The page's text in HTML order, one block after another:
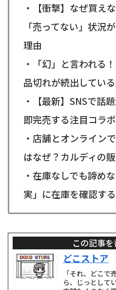
・【衝撃】なぜ買え
「売ってない」状況
理由
・「幻」と言われる
品切れが続出してい
・【最新】SNSで話
即完売する注目コラ
・店舗とオンライン
はなぜ？カルディの
・在庫なしでも諦め
実」に在庫を確認す
この記事
どこストア
「それ、どこで
ら、じっとして